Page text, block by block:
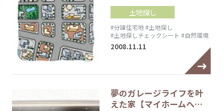
土地探し
#分譲住宅地#土地探し
#土地探しチェックシート #自然環境
2008.11.11
夢のガレージライフを叶
えた家【マイホームへ…